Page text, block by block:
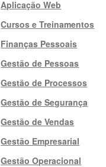
Aplicação Web
Cursos e Treinamentos
Finanças Pessoais
Gestão de Pessoas
Gestão de Processos
Gestão de Segurança
Gestão de Vendas
Gestão Empresarial
Gestão Operacional